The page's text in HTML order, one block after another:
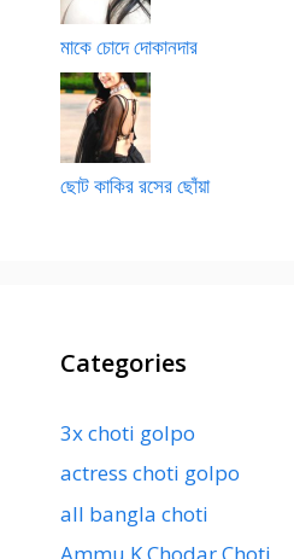
মাকে চোদে দোকানদার
ছোট কাকির রসের ছোঁয়া
Categories
3x choti golpo
actress choti golpo
all bangla choti